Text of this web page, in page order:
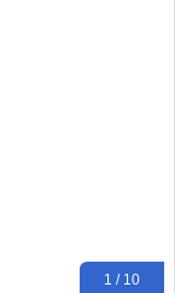
1 / 10